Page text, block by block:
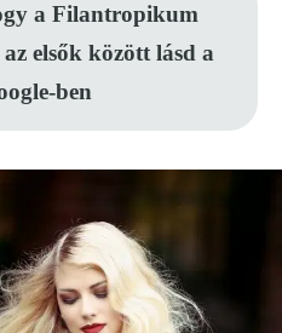
a Filantropikum
elsők között lásd a
ben